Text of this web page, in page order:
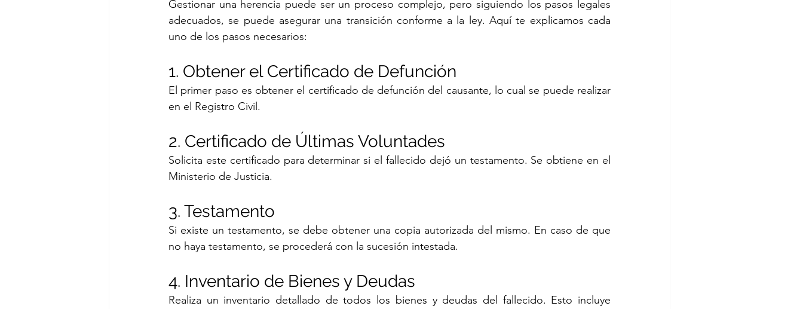
Gestionar una herencia puede ser un proceso complejo, pero siguiendo los pasos legales
adecuados, se puede asegurar una transición conforme a la ley. Aquí te explicamos cada
uno de los pasos necesarios:
1. Obtener el Certificado de Defunción
El primer paso es obtener el certificado de defunción del causante, lo cual se puede realizar
en el Registro Civil.
2. Certificado de Últimas Voluntades
Solicita este certificado para determinar si el fallecido dejó un testamento. Se obtiene en el
Ministerio de Justicia.
3. Testamento
Si existe un testamento, se debe obtener una copia autorizada del mismo. En caso de que
no haya testamento, se procederá con la sucesión intestada.
4. Inventario de Bienes y Deudas
Realiza un inventario detallado de todos los bienes y deudas del fallecido. Esto incluye